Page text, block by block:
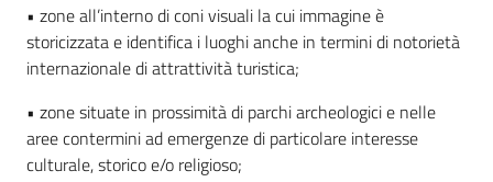
• zone all’interno di coni visuali la cui immagine è
storicizzata e identifica i luoghi anche in termini di notorietà
internazionale di attrattività turistica;
• zone situate in prossimità di parchi archeologici e nelle
aree contermini ad emergenze di particolare interesse
culturale, storico e/o religioso;